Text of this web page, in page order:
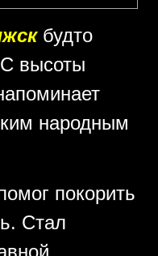
будто
высоты
народным
покорить
Стал